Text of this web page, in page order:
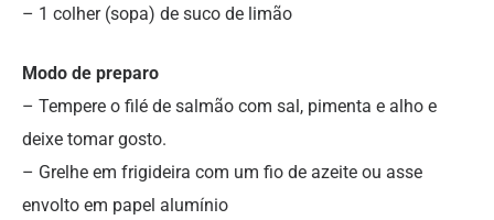
– 1 colher (sopa) de suco de limão
Modo de preparo
– Tempere o filé de salmão com sal, pimenta e alho e
deixe tomar gosto.
– Grelhe em frigideira com um fio de azeite ou asse
envolto em papel alumínio